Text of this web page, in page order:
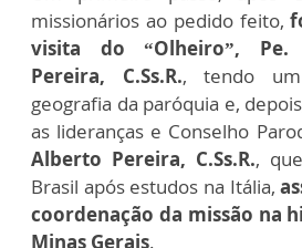
missionários ao pedido feito,
visita do “Olheiro”, Pe.
Pereira, C.Ss.R., tendo
geografia da paróquia e,
as lideranças e Conselho
Alberto Pereira, C.Ss.R.,
Brasil após estudos na Itália,
coordenação da missão na
Minas Gerais.